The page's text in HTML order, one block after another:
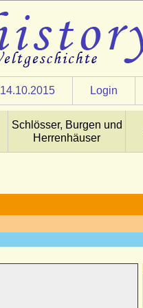
14.10.2015 Login
Schlösser, Burgen und
Herrenhäuser